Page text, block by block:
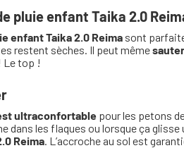
pluie enfant Taika 2.0
enfant Taika 2.0 Reima sont
restent sèches. Il peut même
Le top !
ultraconfortable pour les petons
dans les flaques ou lorsque ça
Reima. L’accroche au sol est